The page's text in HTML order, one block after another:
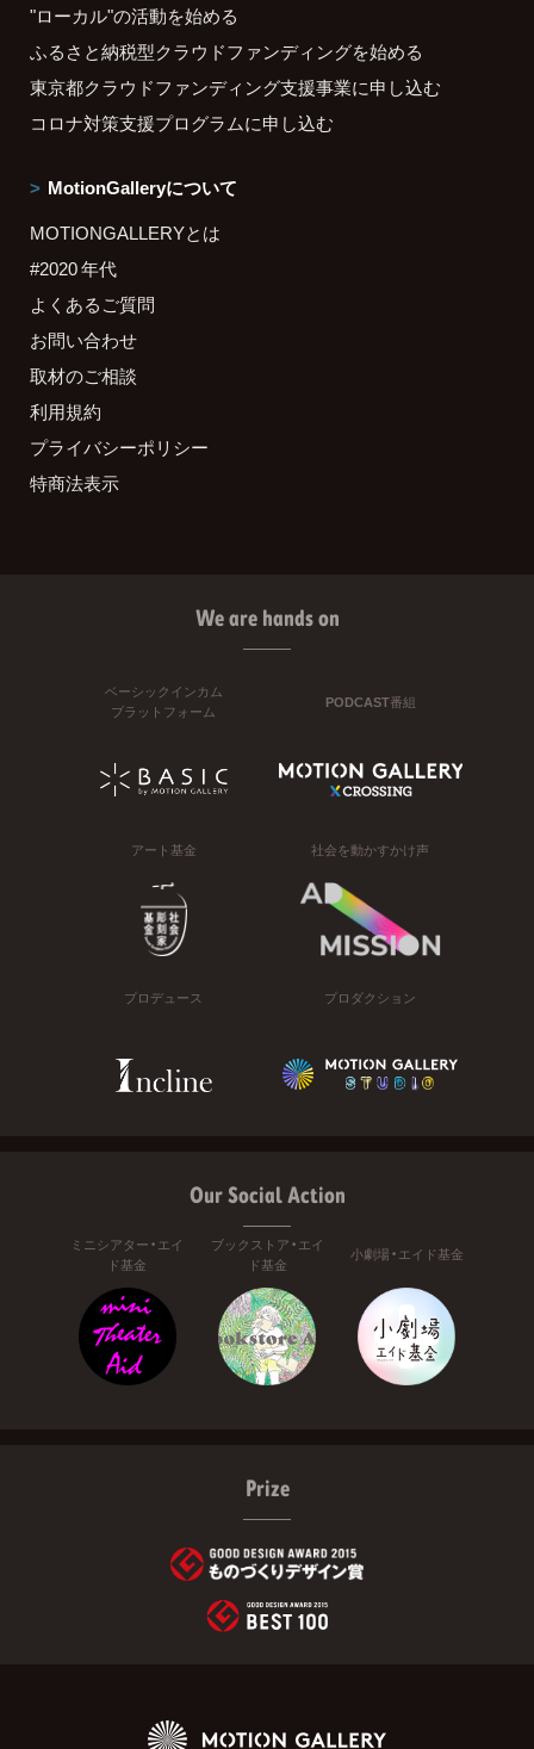
"ローカル"の活動を始める
ふるさと納税型クラウドファンディングを始める
東京都クラウドファンディング支援事業に申し込む
コロナ対策支援プログラムに申し込む
MotionGalleryについて
MOTIONGALLERYとは
#2020 年代
よくあるご質問
お問い合わせ
取材のご相談
利用規約
プライバシーポリシー
特商法表示
We are hands on
ベーシックインカム
プラットフォーム
PODCAST番組
アート基金 社会を動かすかけ声
プロデュース プロダクション
Our Social Action
ミニシアター・エイ
ド基金
ブックストア・エイ
ド基金
小劇場・エイド基金
Prize